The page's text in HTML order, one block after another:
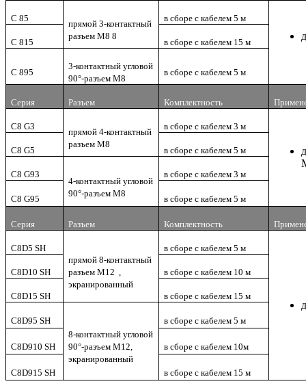
C 85
прямой 3-контактный
разъем M8 8
в сборе с кабелем 5 м
C 815 в сборе с кабелем 15 м
C 895
3-контактный угловой
90°-разъем M8
в сборе с кабелем 5 м
Серия Разъем Комплектность
C8 G3
прямой 4-контактный
разъем M8
в сборе с кабелем 3 м
C8 G5 в сборе с кабелем 5 м
C8 G93
4-контактный угловой
90°-разъем M8
в сборе с кабелем 3 м
C8 G95 в сборе с кабелем 5 м
Серия Разъем Комплектность
C8D5 SH
прямой 8-контактный
разъем M12 ,
экранированный
в сборе с кабелем 5 м
C8D10 SH в сборе с кабелем 10 м
C8D15 SH в сборе с кабелем 15 м
C8D95 SH
8-контактный угловой
90°-разъем M12,
экранированный
в сборе с кабелем 5 м
C8D910 SH в сборе с кабелем 10м
C8D915 SH в сборе с кабелем 15 м